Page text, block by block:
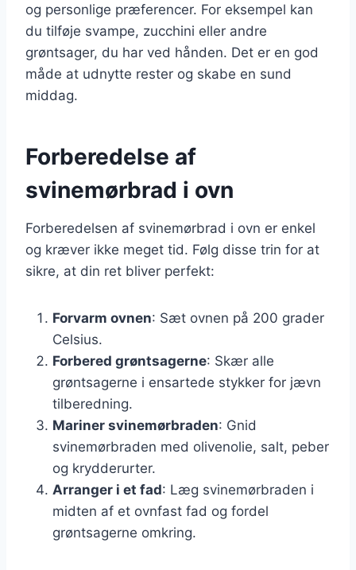
og personlige præferencer. For eksempel kan
du tilføje svampe, zucchini eller andre
grøntsager, du har ved hånden. Det er en god
måde at udnytte rester og skabe en sund
middag.
Forberedelse af
svinemørbrad i ovn
Forberedelsen af svinemørbrad i ovn er enkel
og kræver ikke meget tid. Følg disse trin for at
sikre, at din ret bliver perfekt:
Forvarm ovnen: Sæt ovnen på 200 grader
Celsius.
Forbered grøntsagerne: Skær alle
grøntsagerne i ensartede stykker for jævn
tilberedning.
Mariner svinemørbraden: Gnid
svinemørbraden med olivenolie, salt, peber
og krydderurter.
Arranger i et fad: Læg svinemørbraden i
midten af et ovnfast fad og fordel
grøntsagerne omkring.